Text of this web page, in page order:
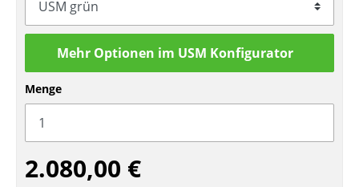
Konferenzstühle
Einzelteile
... alle Sitzmöbel
Tische
Esstische
Mehr Optionen im USM Konfigurator
Menge
2.080,00 €